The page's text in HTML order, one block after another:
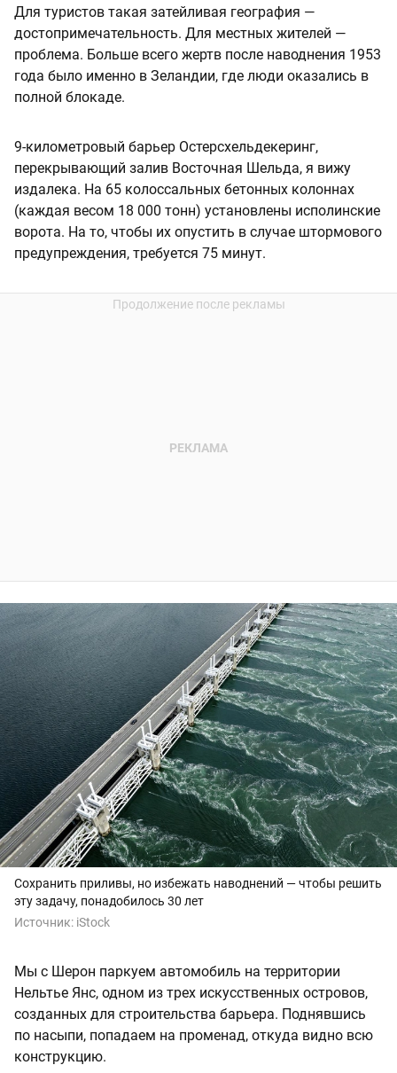
Для туристов такая затейливая география —
достопримечательность. Для местных жителей —
проблема. Больше всего жертв после наводнения 1953
года было именно в Зеландии, где люди оказались в
полной блокаде.
9-километровый барьер Остерсхельдекеринг,
перекрывающий залив Восточная Шельда, я вижу
издалека. На 65 колоссальных бетонных колоннах
(каждая весом 18 000 тонн) установлены исполинские
ворота. На то, чтобы их опустить в случае штормового
предупреждения, требуется 75 минут.
Сохранить приливы, но избежать наводнений — чтобы решить
эту задачу, понадобилось 30 лет
Источник: iStock
Мы с Шерон паркуем автомобиль на территории
Нельтье Янс, одном из трех искусственных островов,
созданных для строительства барьера. Поднявшись
по насыпи, попадаем на променад, откуда видно всю
конструкцию.